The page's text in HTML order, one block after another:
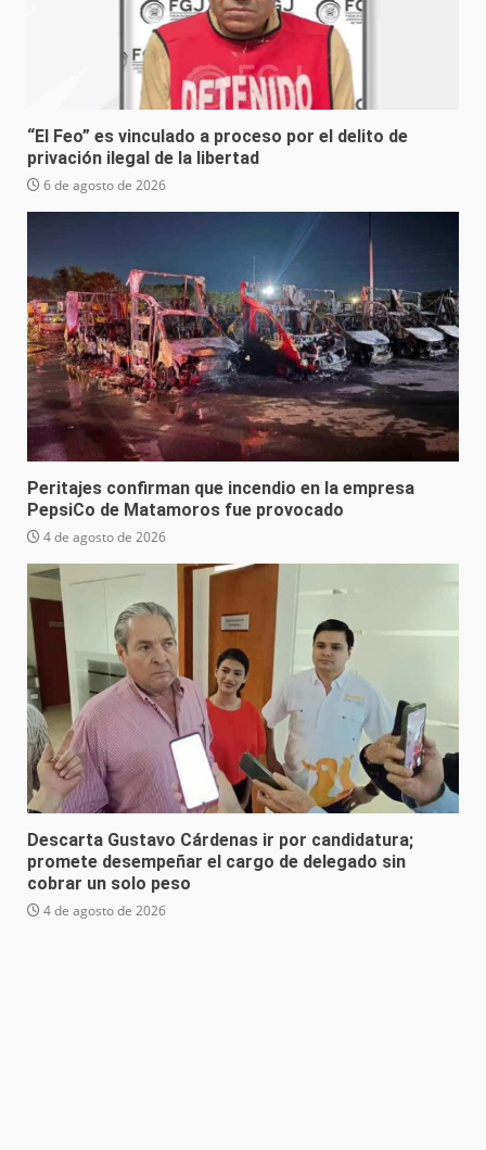
“El Feo” es vinculado a proceso por el delito de
privación ilegal de la libertad
6 de agosto de 2026
Peritajes confirman que incendio en la empresa
PepsiCo de Matamoros fue provocado
4 de agosto de 2026
Descarta Gustavo Cárdenas ir por candidatura;
promete desempeñar el cargo de delegado sin
cobrar un solo peso
4 de agosto de 2026